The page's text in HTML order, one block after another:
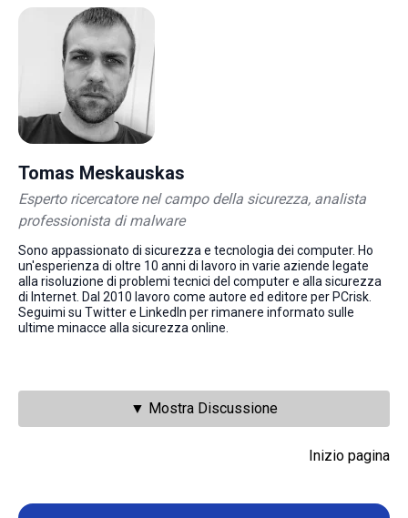
Tomas Meskauskas
Esperto ricercatore nel campo della sicurezza, analista
professionista di malware
Sono appassionato di sicurezza e tecnologia dei computer. Ho
un'esperienza di oltre 10 anni di lavoro in varie aziende legate
alla risoluzione di problemi tecnici del computer e alla sicurezza
di Internet. Dal 2010 lavoro come autore ed editore per PCrisk.
Seguimi su Twitter e LinkedIn per rimanere informato sulle
ultime minacce alla sicurezza online.
▼ Mostra Discussione
Inizio pagina